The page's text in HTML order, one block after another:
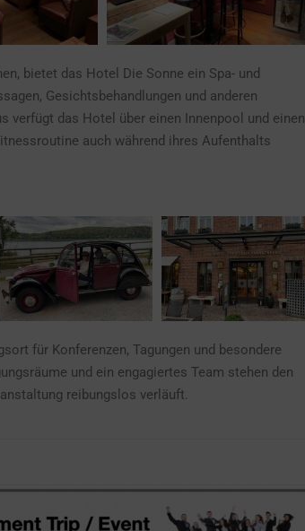
bietet das Hotel Die Sonne ein Spa- und
Gesichtsbehandlungen und anderen
verfügt das Hotel über einen Innenpool und einen
auch während ihres Aufenthalts
für Konferenzen, Tagungen und besondere
und ein engagiertes Team stehen den
reibungslos verläuft.